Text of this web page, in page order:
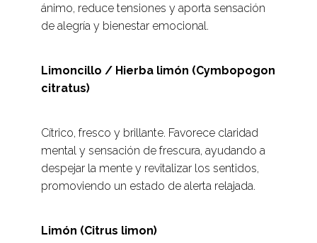
ánimo, reduce tensiones y aporta sensación
de alegría y bienestar emocional.
Limoncillo / Hierba limón (Cymbopogon
citratus)
Cítrico, fresco y brillante. Favorece claridad
mental y sensación de frescura, ayudando a
despejar la mente y revitalizar los sentidos,
promoviendo un estado de alerta relajada.
Limón (Citrus limon)